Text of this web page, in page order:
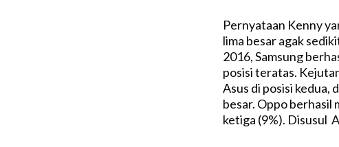
Pernyataan Kenny
lima besar agak
2016, Samsung
posisi teratas.
Asus di posisi kedua,
besar. Oppo berhasil
ketiga (9%). Disusul